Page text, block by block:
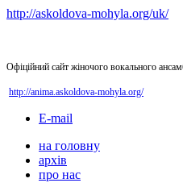
http://askoldova-mohyla.org/uk/
Офіційний сайт жіночого вокального
http://anima.askoldova-mohyla.org/
E-mail
на головну
архів
про нас